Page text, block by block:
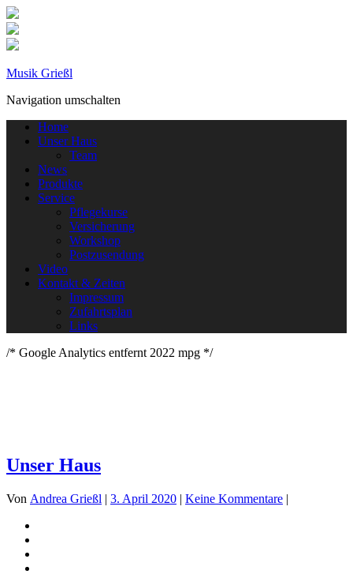
Musik Grießl
Navigation umschalten
Home
Unser Haus
Team
News
Produkte
Service
Pflegekurse
Versicherung
Workshop
Postzusendung
Video
Kontakt & Zeiten
Impressum
Zufahrtsplan
Links
/* Google Analytics entfernt 2022 mpg */
Unser Haus
Von Andrea Grießl | 3. April 2020 | Keine Kommentare |